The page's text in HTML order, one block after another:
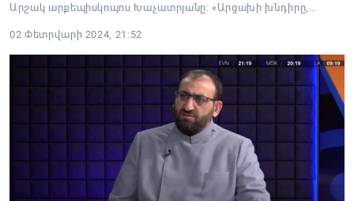
Արշակ արքեպիսկոպոս Խաչատրյանը։ «Արցախի խնդիրը,…
02 Փետրվարի 2024, 21:52